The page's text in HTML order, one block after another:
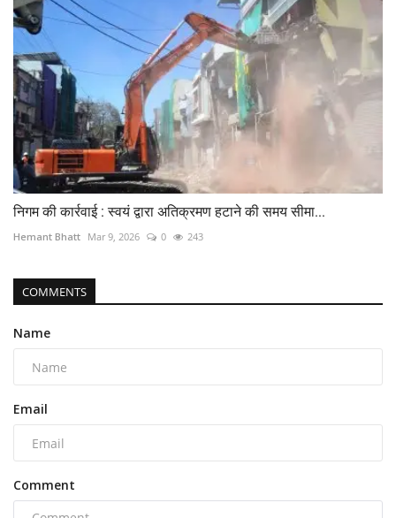
निगम की कार्रवाई : स्वयं द्वारा अतिक्रमण हटाने की समय सीमा...
Hemant Bhatt Mar 9, 2026 0 243
COMMENTS
Name
Email
Comment